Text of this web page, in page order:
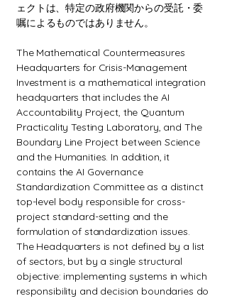
ェクトは、特定の政府機関からの受託・委
嘱によるものではありません。
The Mathematical Countermeasures
Headquarters for Crisis-Management
Investment is a mathematical integration
headquarters that includes the AI
Accountability Project, the Quantum
Practicality Testing Laboratory, and The
Boundary Line Project between Science
and the Humanities. In addition, it
contains the AI Governance
Standardization Committee as a distinct
top-level body responsible for cross-
project standard-setting and the
formulation of standardization issues.
The Headquarters is not defined by a list
of sectors, but by a single structural
objective: implementing systems in which
responsibility and decision boundaries do